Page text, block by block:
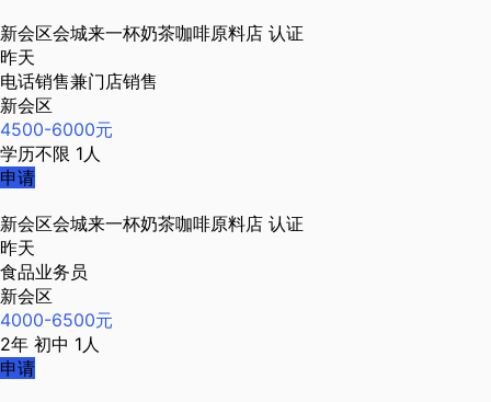
新会区会城来一杯奶茶咖啡原料店 认证
昨天
电话销售兼门店销售
新会区
4500-6000元
学历不限 1人
申请
新会区会城来一杯奶茶咖啡原料店 认证
昨天
食品业务员
新会区
4000-6500元
2年 初中 1人
申请